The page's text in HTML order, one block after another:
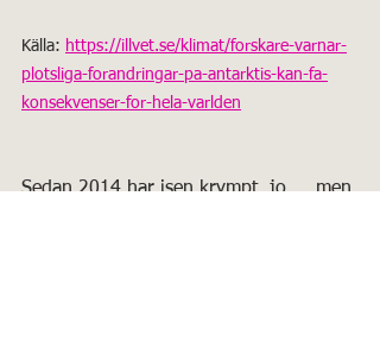
Källa: https://illvet.se/klimat/forskare-varnar-
plotsliga-forandringar-pa-antarktis-kan-fa-
konsekvenser-for-hela-varlden
Sedan 2014 har isen krympt, jo ... men